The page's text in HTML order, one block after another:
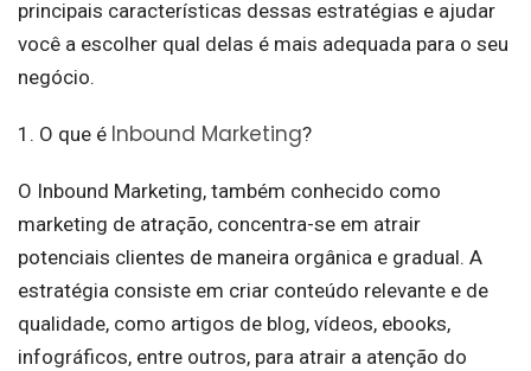
principais características dessas estratégias e ajudar
você a escolher qual delas é mais adequada para o seu
negócio.
1. O que é Inbound Marketing?
O Inbound Marketing, também conhecido como
marketing de atração, concentra-se em atrair
potenciais clientes de maneira orgânica e gradual. A
estratégia consiste em criar conteúdo relevante e de
qualidade, como artigos de blog, vídeos, ebooks,
infográficos, entre outros, para atrair a atenção do